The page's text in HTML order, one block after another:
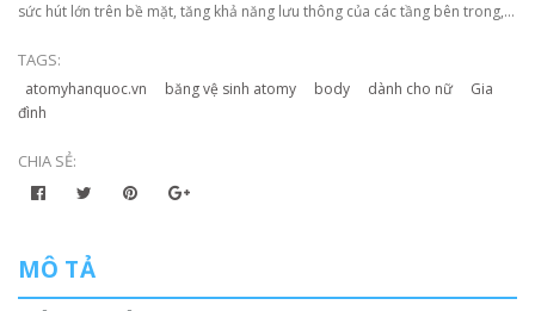
sức hút lớn trên bề mặt, tăng khả năng lưu thông của các tầng bên trong,
TAGS:
atomyhanquoc.vn băng vệ sinh atomy body dành cho nữ
Gia
đình
CHIA SẺ:
MÔ TẢ